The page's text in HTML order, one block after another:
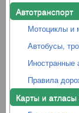
Автотранспорт
Мотоциклы и
Автобусы,
Иностранные
Правила
Карты и атласы